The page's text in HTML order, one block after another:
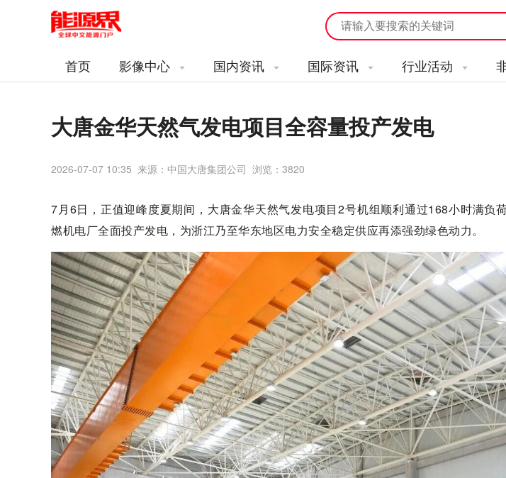
首页 影像中心 国内资讯 国际资讯 行业活动
大唐金华天然气发电项目全容量投产发电
2026-07-07 10:35 来源：中国大唐集团公司 浏览： 3820
7月6日，正值迎峰度夏期间，大唐金华天然气发电项目2号机组顺利通过168小时满负
燃机电厂全面投产发电，为浙江乃至华东地区电力安全稳定供应再添强劲绿色动力。